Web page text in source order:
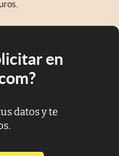
en
datos y te